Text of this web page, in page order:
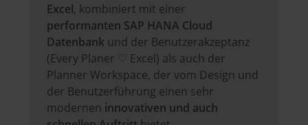
Excel, kombiniert mit einer
performanten SAP HANA Cloud
Datenbank und der Benutzerakzeptanz
(Every Planer ♡ Excel) als auch der
Planner Workspace, der vom Design und
der Benutzerführung einen sehr
modernen innovativen und auch